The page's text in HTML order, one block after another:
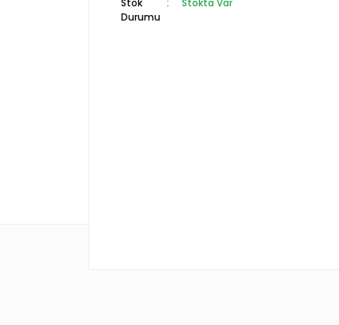
Stok
Durumu
Stokta Var